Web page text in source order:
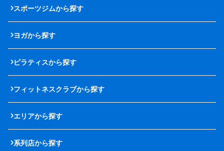
スポーツジムから探す
ヨガから探す
ピラティスから探す
フィットネスクラブから探す
エリアから探す
系列店から探す